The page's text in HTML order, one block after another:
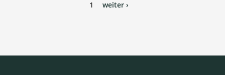
1 weiter ›